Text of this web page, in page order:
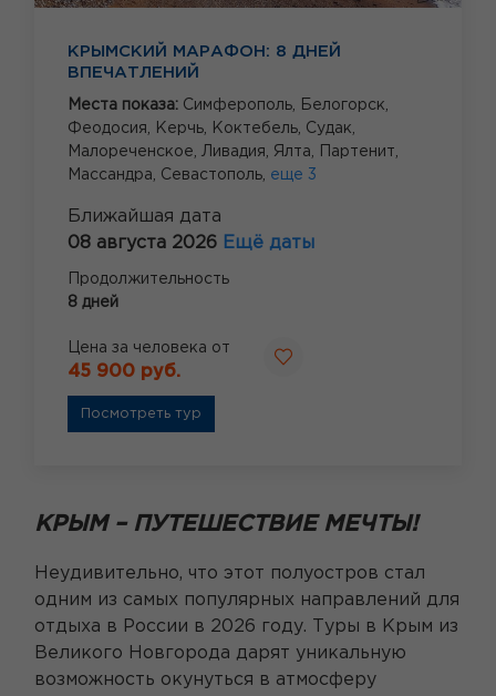
КРЫМСКИЙ МАРАФОН: 8 ДНЕЙ
ВПЕЧАТЛЕНИЙ
Места показа: Симферополь,
Белогорск,
Феодосия,
Керчь, Коктебель, Судак,
Малореченское, Ливадия, Ялта,
Партенит,
Массандра, Севастополь, еще 3
Ближайшая дата
08 августа 2026 Ещё даты
Продолжительность
8 дней
Цена за человека от
45 900 руб.
Посмотреть тур
КРЫМ – ПУТЕШЕСТВИЕ МЕЧТЫ!
Неудивительно, что этот полуостров стал
одним из самых популярных направлений для
отдыха в России в 2026 году. Туры в Крым из
Великого Новгорода дарят уникальную
возможность окунуться в атмосферу